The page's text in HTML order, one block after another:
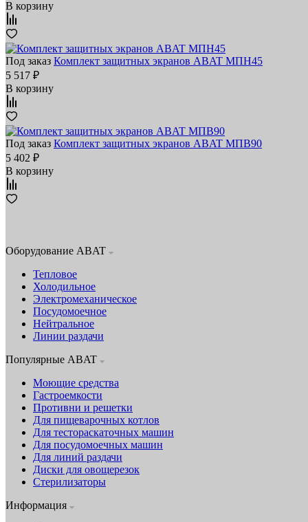
В корзину
Под заказ Комплект защитных экранов ABAT МПН45
5 517 ₽
В корзину
Под заказ Комплект защитных экранов ABAT МПВ90
5 402 ₽
В корзину
Оборудование ABAT
Тепловое
Холодильное
Электромеханическое
Посудомоечное
Нейтральное
Линии раздачи
Популярные ABAT
Моющие средства
Гастроемкости
Противни и решетки
Для пищеварочных котлов
Для тестораскаточных машин
Для посудомоечных машин
Для линий раздачи
Диски для овощерезок
Стерилизаторы
Информация